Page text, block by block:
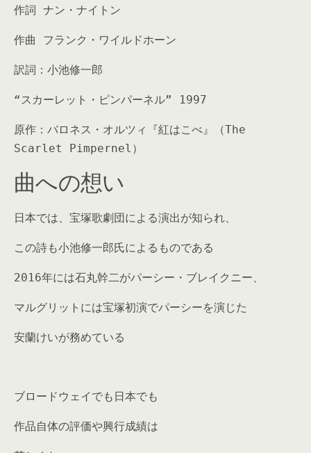
作詞 ナン・ナイトン
作曲 フランク・ワイルドホーン
訳詞：小池修一郎
“スカーレット・ピンパーネル” 1997
原作：バロネス・オルツィ『紅はこべ』（The
Scarlet Pimpernel）
曲への想い
日本では、宝塚歌劇団による演出が知られ、
この詩も小池修一郎氏によるものである
2016年には石丸幹二がパーシー・ブレイクニー、
マルグリットには宝塚初演でパーシーを演じた
安蘭けいが務めている
ブロードウェイでも日本でも
作品自体の評価や興行成績は